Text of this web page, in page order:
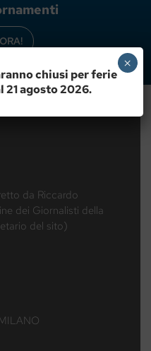
da Riccardo
dei Giornalisti della
del sito)
chiusi per ferie
21 agosto 2026.
×